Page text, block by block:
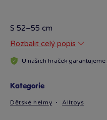
S 52–55 cm
Rozbalit celý popis
U našich hraček garantujeme
Kategorie
Dětské helmy Alltoys